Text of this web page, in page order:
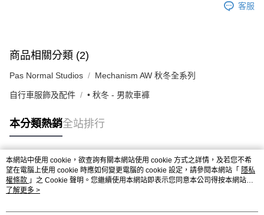
客服
商品相關分類 (2)
Pas Normal Studios Mechanism AW 秋冬全系列
自行車服飾及配件 • 秋冬 - 男款車褲
本分類熱銷全站排行
熱門標籤
本網站中使用 cookie，欲查詢有關本網站使用 cookie 方式之詳情，及若您不希
望在電腦上使用 cookie 時應如何變更電腦的 cookie 設定，請參閱本網站「 隱私
權條款 」之 Cookie 聲明。您繼續使用本網站即表示您同意本公司得按本網站使
用條款之 Cookie 聲明使用 cookie。
了解更多 >